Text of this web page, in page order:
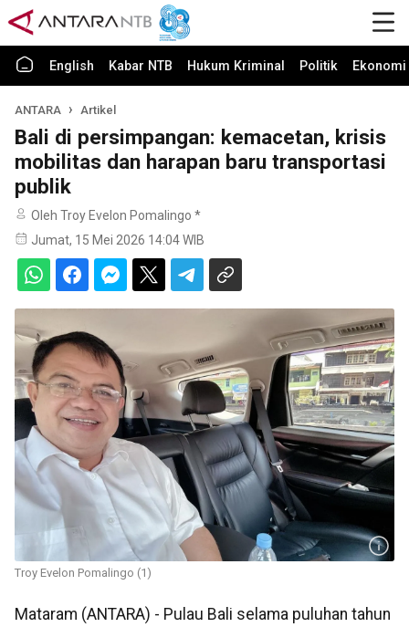
English Kabar NTB Hukum Kriminal Politik
ANTARA Artikel
Bali di persimpangan: kemacetan, krisis
mobilitas dan harapan baru transportasi
publik
Oleh Troy Evelon Pomalingo *
Jumat, 15 Mei 2026 14:04 WIB
Troy Evelon Pomalingo (1)
Mataram (ANTARA) - Pulau Bali selama puluhan tahun